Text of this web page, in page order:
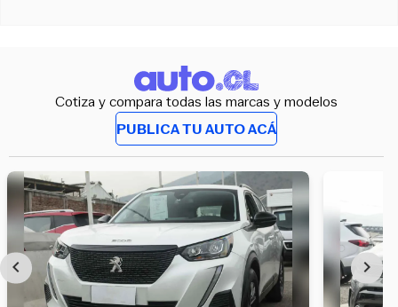
Cotiza y compara todas las marcas y modelos
PUBLICA TU AUTO ACÁ